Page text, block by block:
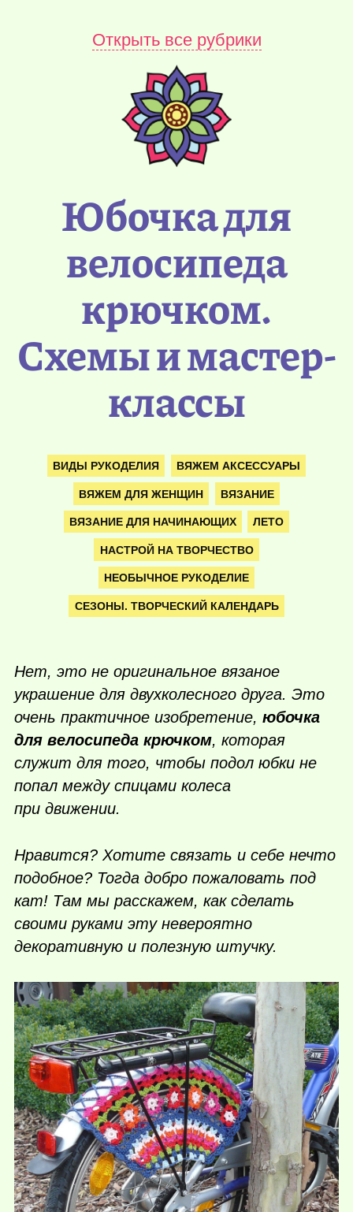
Открыть все рубрики
Юбочка для
велосипеда
крючком.
Схемы и мастер-
классы
ВИДЫ РУКОДЕЛИЯ ВЯЖЕМ АКСЕССУАРЫ
ВЯЖЕМ ДЛЯ ЖЕНЩИН ВЯЗАНИЕ
ВЯЗАНИЕ ДЛЯ НАЧИНАЮЩИХ ЛЕТО
НАСТРОЙ НА ТВОРЧЕСТВО
НЕОБЫЧНОЕ РУКОДЕЛИЕ
СЕЗОНЫ. ТВОРЧЕСКИЙ КАЛЕНДАРЬ
Нет, это не оригинальное вязаное
украшение для двухколесного друга. Это
очень практичное изобретение, юбочка
для велосипеда крючком, которая
служит для того, чтобы подол юбки не
попал между спицами колеса
при движении.
Нравится? Хотите связать и себе нечто
подобное? Тогда добро пожаловать под
кат! Там мы расскажем, как сделать
своими руками эту невероятно
декоративную и полезную штучку.